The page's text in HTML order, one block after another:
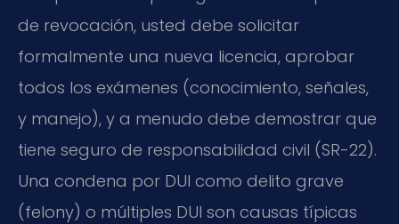
de revocación, usted debe solicitar
formalmente una nueva licencia, aprobar
todos los exámenes (conocimiento, señales,
y manejo), y a menudo debe demostrar que
tiene seguro de responsabilidad civil (SR-22).
Una condena por DUI como delito grave
(felony) o múltiples DUI son causas típicas